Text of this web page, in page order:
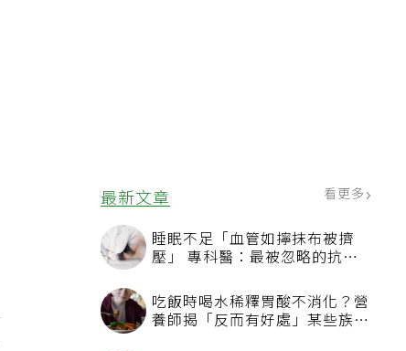
最新文章 看更多
睡眠不足「血管如擰抹布被擠
壓」 專科醫：最被忽略的抗老
吃飯時喝水稀釋胃酸不消化？營
養師揭「反而有好處」某些族群